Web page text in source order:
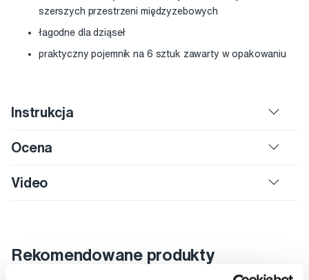
szerszych przestrzeni międzyzebowych
łagodne dla dziąseł
praktyczny pojemnik na 6 sztuk zawarty w opakowaniu
Instrukcja
Ocena
Video
Rekomendowane produkty